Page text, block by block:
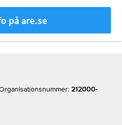
på are.se
212000-